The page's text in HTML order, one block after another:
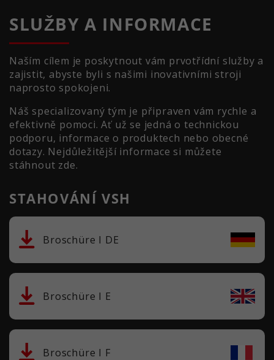
SLUŽBY A INFORMACE
Naším cílem je poskytnout vám prvotřídní služby a
zajistit, abyste byli s našimi inovativními stroji
naprosto spokojeni.
Náš specializovaný tým je připraven vám rychle a
efektivně pomoci. Ať už se jedná o technickou
podporu, informace o produktech nebo obecné
dotazy. Nejdůležitější informace si můžete
stáhnout zde.
STAHOVÁNÍ VSH
Broschüre I DE
Broschüre I E
Broschüre I F